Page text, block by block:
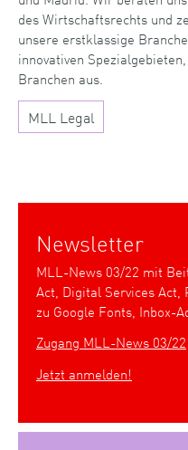
des Wirtschaftsrechts und
unsere erstklassige
innovativen
Branchen aus.
MLL Legal
Newsletter
MLL-News 03/22 mit
Act, Digital Services Act,
zu Google Fonts, Inbox-
Zugang MLL-News 03/22
Jetzt anmelden!